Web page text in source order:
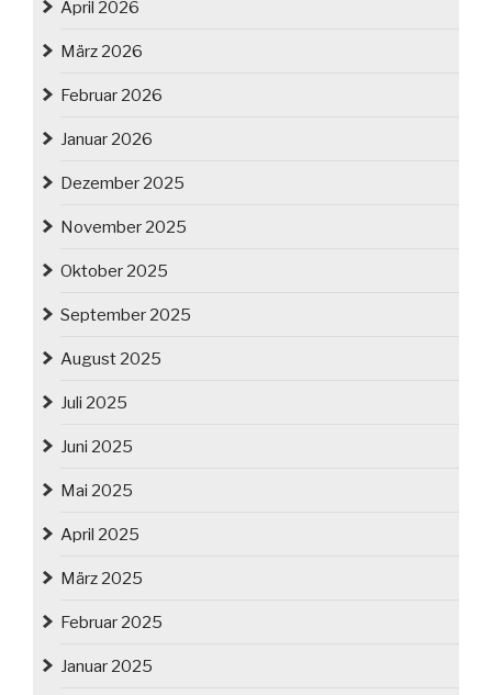
April 2026
März 2026
Februar 2026
Januar 2026
Dezember 2025
November 2025
Oktober 2025
September 2025
August 2025
Juli 2025
Juni 2025
Mai 2025
April 2025
März 2025
Februar 2025
Januar 2025